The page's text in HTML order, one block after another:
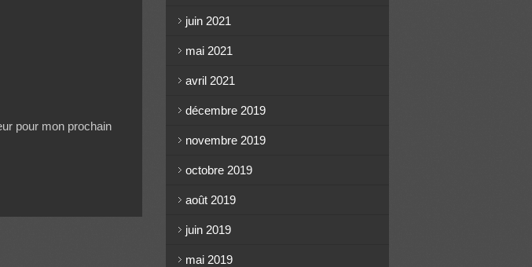
pour mon prochain
juin 2021
mai 2021
avril 2021
décembre 2019
novembre 2019
octobre 2019
août 2019
juin 2019
mai 2019